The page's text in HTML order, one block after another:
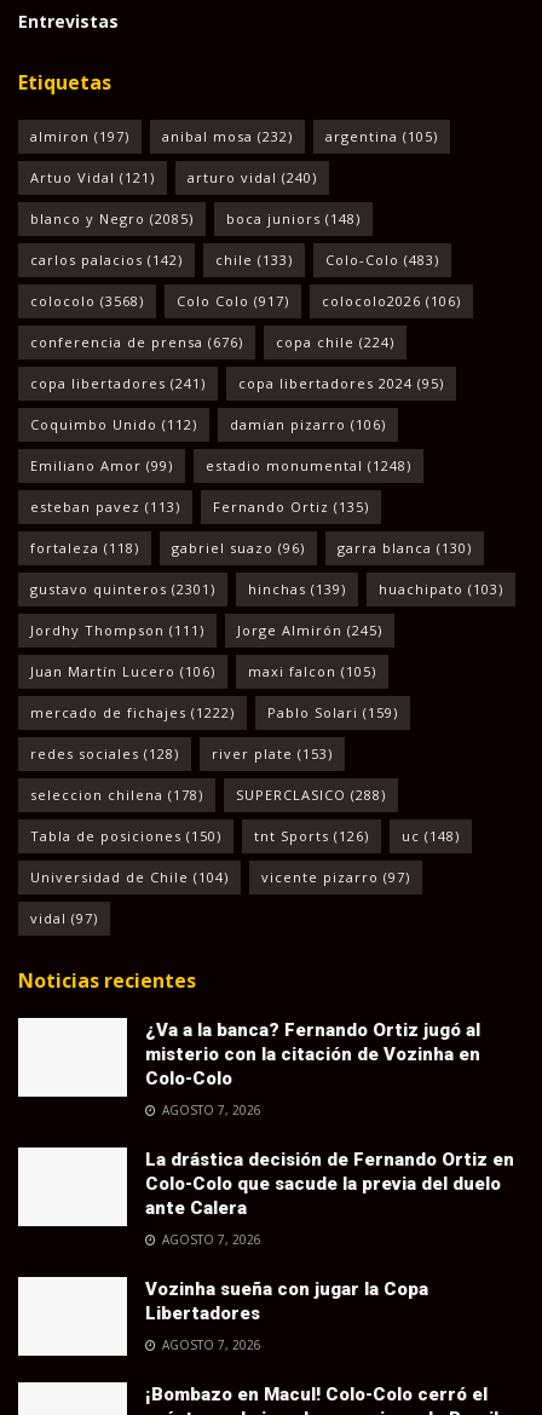
Entrevistas
Etiquetas
almiron (197) anibal mosa (232) argentina (105)
Artuo Vidal (121) arturo vidal (240)
blanco y Negro (2085) boca juniors (148)
carlos palacios (142) chile (133) Colo-Colo (483)
colocolo (3568) Colo Colo (917) colocolo2026 (106)
conferencia de prensa (676) copa chile (224)
copa libertadores (241) copa libertadores 2024 (95)
Coquimbo Unido (112) damian pizarro (106)
Emiliano Amor (99) estadio monumental (1248)
esteban pavez (113) Fernando Ortiz (135)
fortaleza (118) gabriel suazo (96) garra blanca (130)
gustavo quinteros (2301) hinchas (139) huachipato (103)
Jordhy Thompson (111) Jorge Almirón (245)
Juan Martín Lucero (106) maxi falcon (105)
mercado de fichajes (1222) Pablo Solari (159)
redes sociales (128) river plate (153)
seleccion chilena (178) SUPERCLASICO (288)
Tabla de posiciones (150) tnt Sports (126) uc (148)
Universidad de Chile (104) vicente pizarro (97)
vidal (97)
Noticias recientes
¿Va a la banca? Fernando Ortiz jugó al
misterio con la citación de Vozinha en
Colo-Colo
AGOSTO 7, 2026
La drástica decisión de Fernando Ortiz en
Colo-Colo que sacude la previa del duelo
ante Calera
AGOSTO 7, 2026
Vozinha sueña con jugar la Copa
Libertadores
AGOSTO 7, 2026
¡Bombazo en Macul! Colo-Colo cerró el